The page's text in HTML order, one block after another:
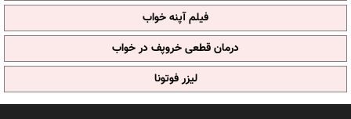
فیلم آپنه خواب
درمان قطعی خروپف در خواب
لیزر فوتونا